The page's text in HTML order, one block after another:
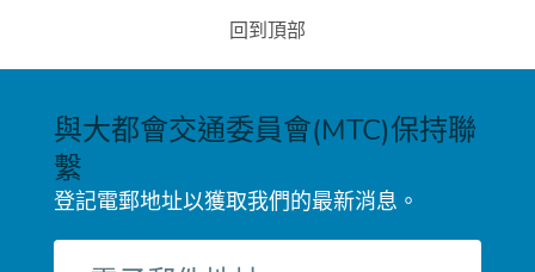
回到頂部
與大都會交通委員會(MTC)保持聯
繫
登記電郵地址以獲取我們的最新消息。